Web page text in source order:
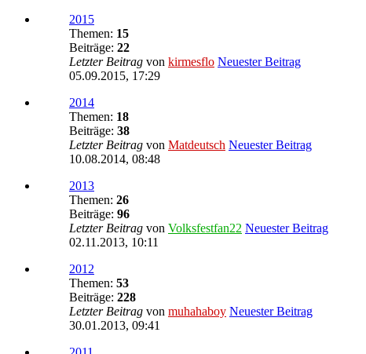
2015
Themen: 15
Beiträge: 22
Letzter Beitrag von kirmesflo Neuester Beitrag
05.09.2015, 17:29
2014
Themen: 18
Beiträge: 38
Letzter Beitrag von Matdeutsch Neuester Beitrag
10.08.2014, 08:48
2013
Themen: 26
Beiträge: 96
Letzter Beitrag von Volksfestfan22 Neuester Beitrag
02.11.2013, 10:11
2012
Themen: 53
Beiträge: 228
Letzter Beitrag von muhahaboy Neuester Beitrag
30.01.2013, 09:41